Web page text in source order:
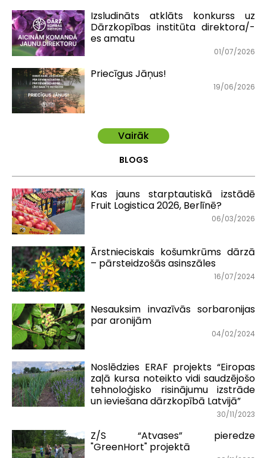
Izsludināts atklāts konkurss uz
Dārzkopības institūta direktora/-
es amatu
01/07/2026
Priecīgus Jāņus!
19/06/2026
Vairāk
BLOGS
Kas jauns starptautiskā izstādē
Fruit Logistica 2026, Berlīnē?
06/03/2026
Ārstnieciskais košumkrūms dārzā
– pārsteidzošās asinszāles
16/07/2024
Nesauksim invazīvās sorbaronijas
par aronijām
04/02/2024
Noslēdzies ERAF projekts “Eiropas
zaļā kursa noteikto vidi saudzējošo
tehnoloģisko risinājumu izstrāde
un ieviešana dārzkopībā Latvijā”
30/11/2023
Z/S “Atvases” pieredze
"GreenHort" projektā